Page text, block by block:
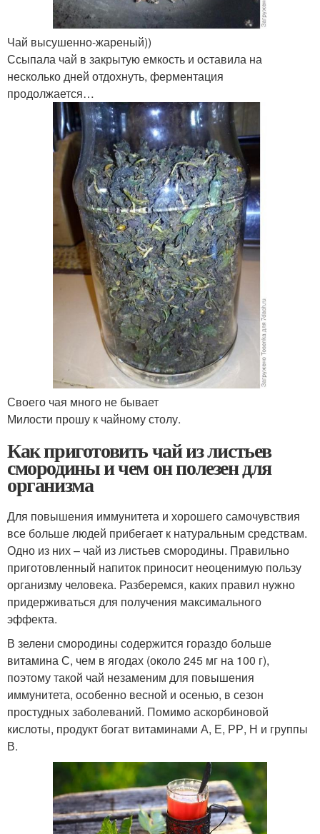
Чай высушенно-жареный))
Ссыпала чай в закрытую емкость и оставила на
несколько дней отдохнуть, ферментация
продолжается…
Своего чая много не бывает
Милости прошу к чайному столу.
Как приготовить чай из листьев
смородины и чем он полезен для
организма
Для повышения иммунитета и хорошего самочувствия
все больше людей прибегает к натуральным средствам.
Одно из них – чай из листьев смородины. Правильно
приготовленный напиток приносит неоценимую пользу
организму человека. Разберемся, каких правил нужно
придерживаться для получения максимального
эффекта.
В зелени смородины содержится гораздо больше
витамина С, чем в ягодах (около 245 мг на 100 г),
поэтому такой чай незаменим для повышения
иммунитета, особенно весной и осенью, в сезон
простудных заболеваний. Помимо аскорбиновой
кислоты, продукт богат витаминами А, Е, РР, Н и группы
В.